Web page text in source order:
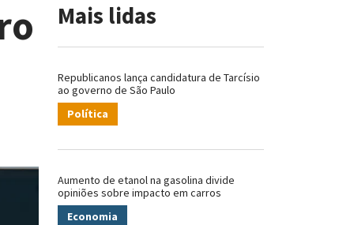
Mais lidas
Republicanos lança candidatura de Tarcísio
ao governo de São Paulo
Política
Aumento de etanol na gasolina divide
opiniões sobre impacto em carros
Economia